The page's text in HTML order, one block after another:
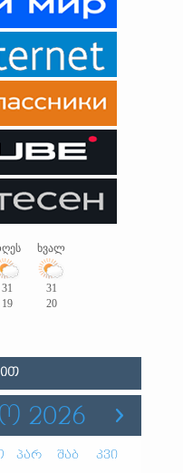
ხვალ
31
31
19 20
2026
პარ შაბ კვი